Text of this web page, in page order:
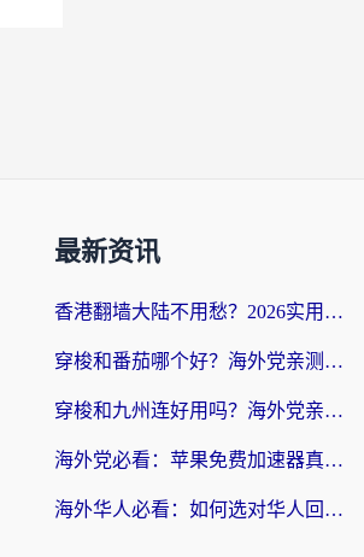
最新资讯
香港翻墙大陆不用愁？2026实用回国加速器指南：从选到用一步到位
穿梭和番茄哪个好？海外党亲测：这3点帮你选对回国加速器
穿梭和九州连好用吗？海外党亲测：3步选对回国加速器，无缝刷国内剧玩国服
海外党必看：苹果免费加速器真的能解决回国访问难题吗？附实测对比与全平台方案
海外华人必看：如何选对华人回国VPN，无缝刷国内剧、玩手游？